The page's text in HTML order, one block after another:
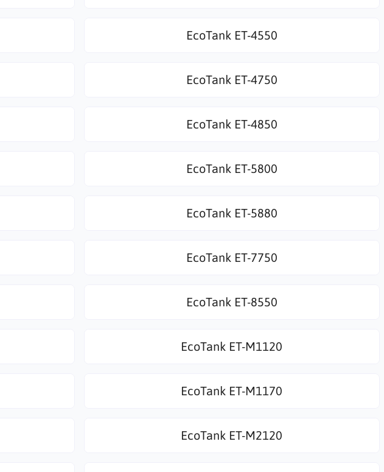
EcoTank ET-4550
EcoTank ET-4750
EcoTank ET-4850
EcoTank ET-5800
EcoTank ET-5880
EcoTank ET-7750
EcoTank ET-8550
EcoTank ET-M1120
EcoTank ET-M1170
EcoTank ET-M2120